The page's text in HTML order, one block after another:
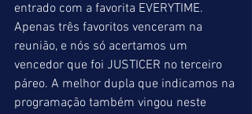
entrado com a favorita EVERYTIME.
Apenas três favoritos venceram na
reunião, e nós só acertamos um
vencedor que foi JUSTICER no terceiro
páreo. A melhor dupla que indicamos na
programação também vingou neste